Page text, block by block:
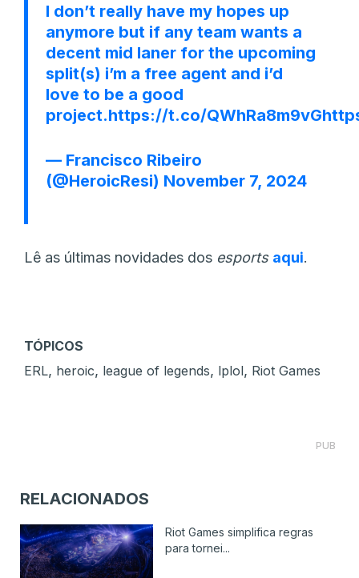
I don’t really have my hopes up
anymore but if any team wants a
decent mid laner for the upcoming
split(s) i’m a free agent and i’d
love to be a good
project.https://t.co/QWhRa8m9vG
— Francisco Ribeiro
(@HeroicResi) November 7, 2024
Lê as últimas novidades dos esports aqui.
TÓPICOS
ERL, heroic, league of legends, lplol, Riot Games
PUB
RELACIONADOS
Riot Games simplifica regras
para tornei...